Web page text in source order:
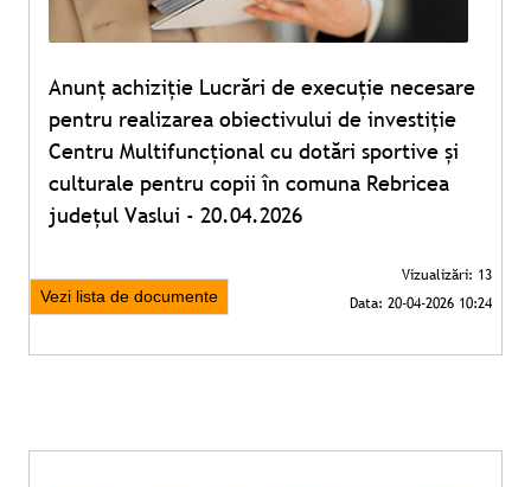
Anunț achiziție Lucrări de execuție necesare
pentru realizarea obiectivului de investiție
Centru Multifuncțional cu dotări sportive și
culturale pentru copii în comuna Rebricea
județul Vaslui - 20.04.2026
Vezi lista de documente